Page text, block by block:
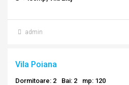
admin
Vila Poiana
Dormitoare: 2 Bai: 2
mp: 120